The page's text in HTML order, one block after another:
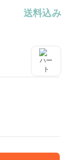
送料込み